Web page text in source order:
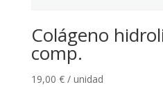
Colágeno
comp.
19,00 € / unidad